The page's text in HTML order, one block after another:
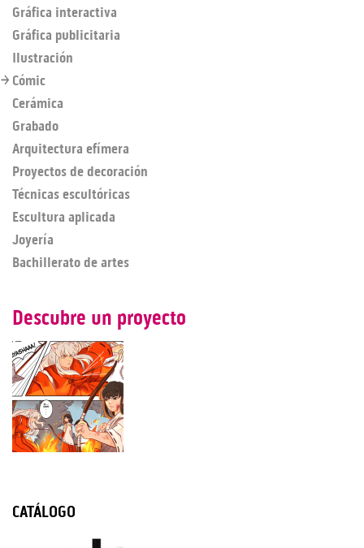
Gráfica interactiva
Gráfica publicitaria
Ilustración
Cómic
Cerámica
Grabado
Arquitectura efímera
Proyectos de decoración
Técnicas escultóricas
Escultura aplicada
Joyería
Bachillerato de artes
Descubre un proyecto
CATÁLOGO